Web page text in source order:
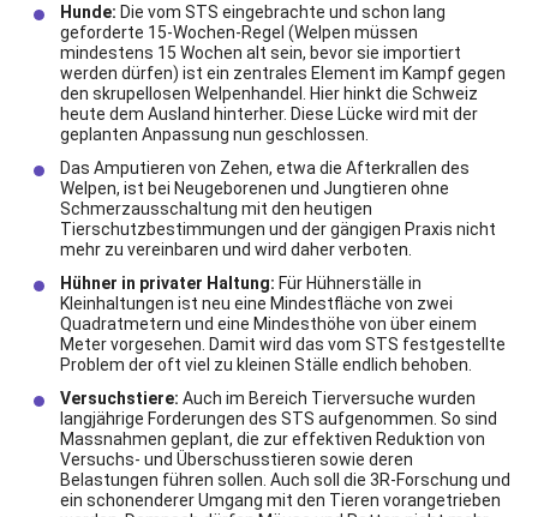
Hunde: Die vom STS eingebrachte und schon lang
geforderte 15-Wochen-Regel (Welpen müssen
mindestens 15 Wochen alt sein, bevor sie importiert
werden dürfen) ist ein zentrales Element im Kampf gegen
den skrupellosen Welpenhandel. Hier hinkt die Schweiz
heute dem Ausland hinterher. Diese Lücke wird mit der
geplanten Anpassung nun geschlossen.
Das Amputieren von Zehen, etwa die Afterkrallen des
Welpen, ist bei Neugeborenen und Jungtieren ohne
Schmerzausschaltung mit den heutigen
Tierschutzbestimmungen und der gängigen Praxis nicht
mehr zu vereinbaren und wird daher verboten.
Hühner in privater Haltung: Für Hühnerställe in
Kleinhaltungen ist neu eine Mindestfläche von zwei
Quadratmetern und eine Mindesthöhe von über einem
Meter vorgesehen. Damit wird das vom STS festgestellte
Problem der oft viel zu kleinen Ställe endlich behoben.
Versuchstiere: Auch im Bereich Tierversuche wurden
langjährige Forderungen des STS aufgenommen. So sind
Massnahmen geplant, die zur effektiven Reduktion von
Versuchs- und Überschusstieren sowie deren
Belastungen führen sollen. Auch soll die 3R-Forschung und
ein schonenderer Umgang mit den Tieren vorangetrieben